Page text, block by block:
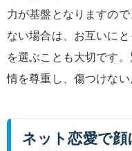
力が基盤となりますの
ない場合は、お互いに
を選ぶことも大切です
情を尊重し、傷つけない
ネット恋愛で